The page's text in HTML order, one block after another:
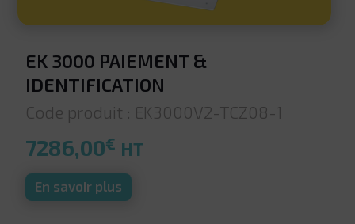
EK 3000 PAIEMENT &
IDENTIFICATION
Code produit : EK3000V2-TCZ08-1
7286,00€ HT
En savoir plus